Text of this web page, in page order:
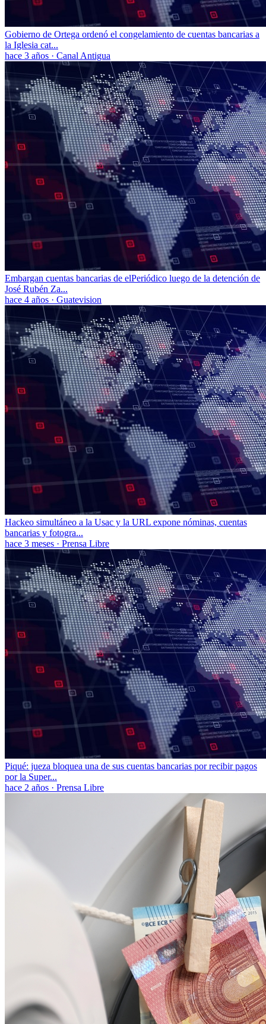
Gobierno de Ortega ordenó el congelamiento de cuentas bancarias a
la Iglesia cat...
hace 3 años · Canal Antigua
Embargan cuentas bancarias de elPeriódico luego de la detención de
José Rubén Za...
hace 4 años · Guatevision
Hackeo simultáneo a la Usac y la URL expone nóminas, cuentas
bancarias y fotogra...
hace 3 meses · Prensa Libre
Piqué: jueza bloquea una de sus cuentas bancarias por recibir pagos
por la Super...
hace 2 años · Prensa Libre